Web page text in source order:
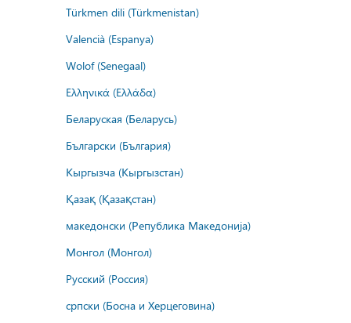
Türkmen dili (Türkmenistan)
Valencià (Espanya)
Wolof (Senegaal)
Ελληνικά (Ελλάδα)
Беларуская (Беларусь)
Български (България)
Кыргызча (Кыргызстан)
Қазақ (Қазақстан)
македонски (Република Македонија)
Монгол (Монгол)
Русский (Россия)
српски (Босна и Херцеговина)